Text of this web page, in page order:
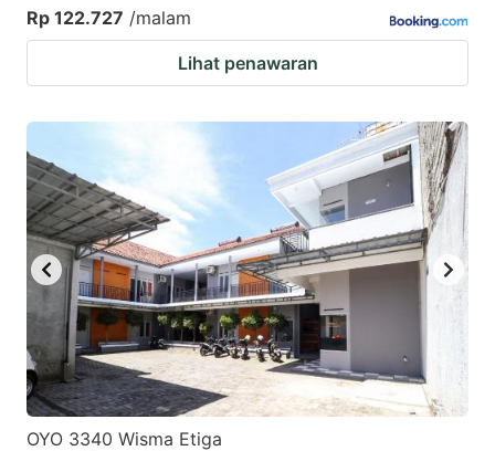
Rp 122.727 /malam
Lihat penawaran
OYO 3340 Wisma Etiga